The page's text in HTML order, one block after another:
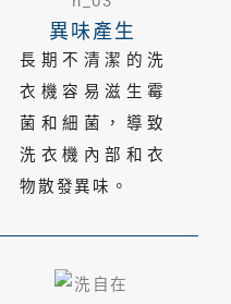
異味產生
長期不清潔的洗
衣機容易滋生霉
菌和細菌，導致
洗衣機內部和衣
物散發異味。